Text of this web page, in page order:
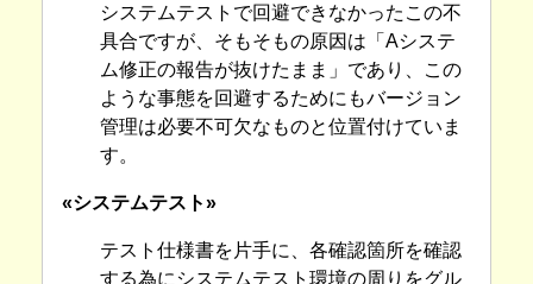
システムテストで回避できなかったこの不
具合ですが、そもそもの原因は「Aシステ
ム修正の報告が抜けたまま」であり、この
ような事態を回避するためにもバージョン
管理は必要不可欠なものと位置付けていま
す。
«システムテスト»
テスト仕様書を片手に、各確認箇所を確認
する為にシステムテスト環境の周りをグル